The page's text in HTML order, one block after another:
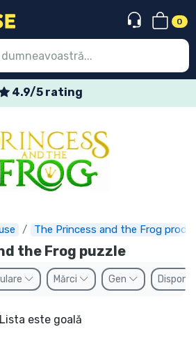
0
4.9/5 rating
The Princess and the Frog
the Frog puzzle
Mărci Gen
Lista este goală